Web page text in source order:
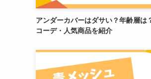
アンダーカバーはダサい？年齢層は
コーデ・人気商品を紹介